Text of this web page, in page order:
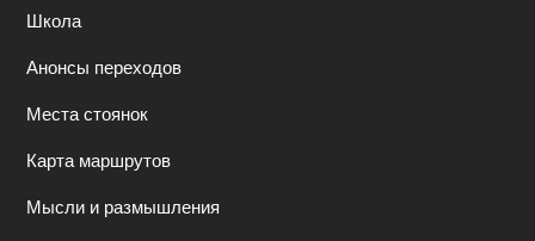
Школа
Анонсы переходов
Места стоянок
Карта маршрутов
Мысли и размышления